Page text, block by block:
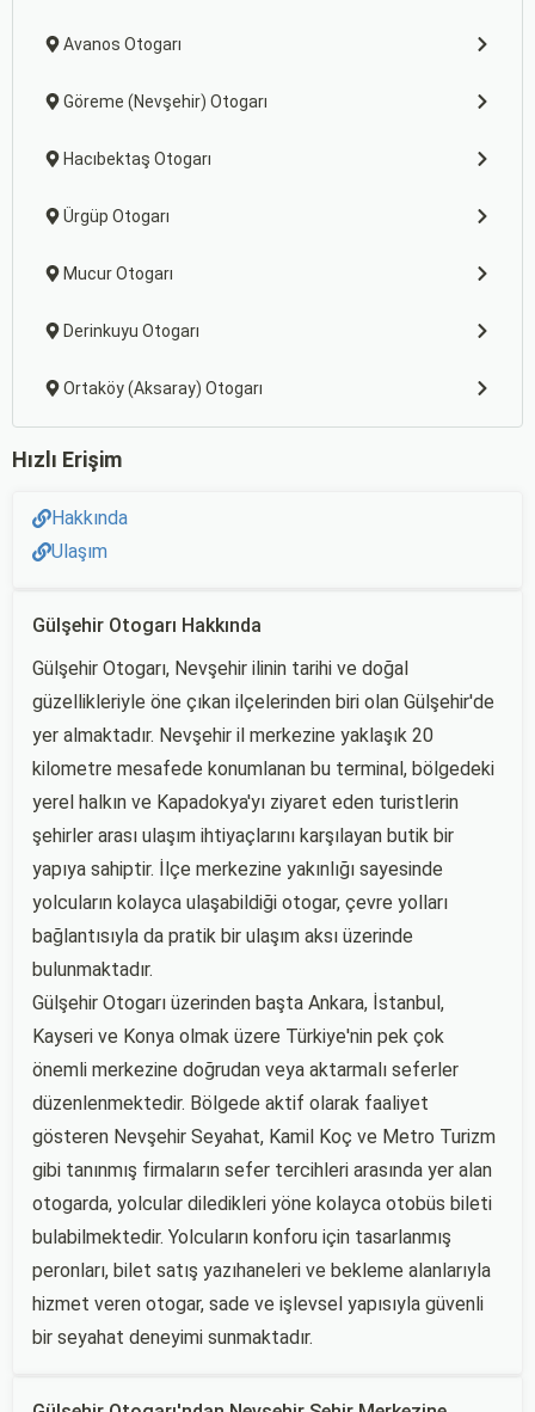
Avanos Otogarı
Göreme (Nevşehir) Otogarı
Hacıbektaş Otogarı
Ürgüp Otogarı
Mucur Otogarı
Derinkuyu Otogarı
Ortaköy (Aksaray) Otogarı
Hızlı Erişim
Hakkında
Ulaşım
Gülşehir Otogarı Hakkında
Gülşehir Otogarı, Nevşehir ilinin tarihi ve doğal
güzellikleriyle öne çıkan ilçelerinden biri olan Gülşehir'de
yer almaktadır. Nevşehir il merkezine yaklaşık 20
kilometre mesafede konumlanan bu terminal, bölgedeki
yerel halkın ve Kapadokya'yı ziyaret eden turistlerin
şehirler arası ulaşım ihtiyaçlarını karşılayan butik bir
yapıya sahiptir. İlçe merkezine yakınlığı sayesinde
yolcuların kolayca ulaşabildiği otogar, çevre yolları
bağlantısıyla da pratik bir ulaşım aksı üzerinde
bulunmaktadır.
Gülşehir Otogarı üzerinden başta Ankara, İstanbul,
Kayseri ve Konya olmak üzere Türkiye'nin pek çok
önemli merkezine doğrudan veya aktarmalı seferler
düzenlenmektedir. Bölgede aktif olarak faaliyet
gösteren Nevşehir Seyahat, Kamil Koç ve Metro Turizm
gibi tanınmış firmaların sefer tercihleri arasında yer alan
otogarda, yolcular diledikleri yöne kolayca otobüs bileti
bulabilmektedir. Yolcuların konforu için tasarlanmış
peronları, bilet satış yazıhaneleri ve bekleme alanlarıyla
hizmet veren otogar, sade ve işlevsel yapısıyla güvenli
bir seyahat deneyimi sunmaktadır.